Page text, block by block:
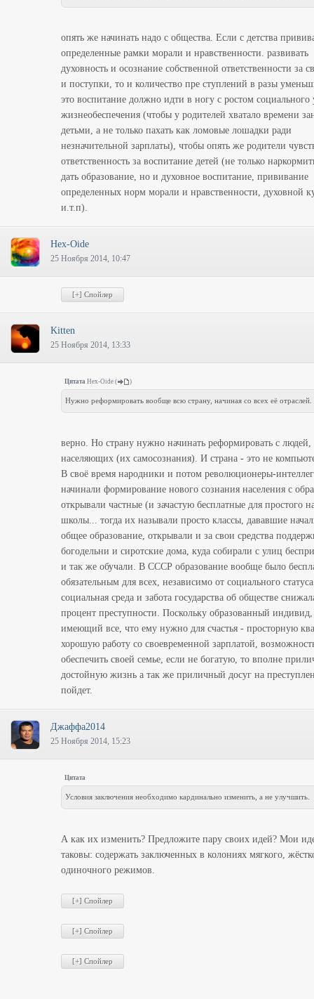
опять же начинать надо с общества. Если с детства
определенные рамки морали и нравственности. развивать
духовность и осознание собственной ответственности за
и поступки, то и количество пре ступлений в разы
это воспитание должно идти в ногу с ростом социального
жизнеобеспечения (чтобы у родителей хватало времени
детьми, а не только пахать как ломовые лошадки ради
незначительной зарплаты), чтобы опять же родители
ответственность за воспитание детей (не только
дать образование, но и духовное воспитание, прививание
определенных норм морали и нравственности, духовной
и.т.п).
Hex-Oide
25 Ноября 2014, 10:47
Kitten
25 Ноября 2014, 13:33
Цитата Hex-Oide ( )
Нужно реформировать вообще всю страну, начиная со всех её отраслей.
верно. Но страну нужно начинать реформировать с людей,
населяющих (их самосознания). И страна - это не
В своё время народники и потом революционеры-
начинали формирование нового сознания населения с
открывали частные (и зачастую бесплатные для простого
школы... тогда их называли просто классы, дававшие
общее образование, открывали и за свои средства
богодельни и сиротские дома, куда собирали с улиц
и так же обучали. В СССР образование вообще было
обязательным для всех, независимо от социального
социальная среда и забота государства об обществе
процент преступности. Поскольку образованный индивид,
имеющий все, что ему нужно для счастья - просторную
хорошую работу со своевременной зарплатой,
обеспечить своей семье, если не богатую, то вполне
достойную жизнь а так же приличный досуг на
пойдет.
Джаффа2014
25 Ноября 2014, 15:23
Цитата
Условия заключения необходимо кардинально изменить, а не улучшить.
А как их изменить? Предложите пару своих идей? Мои
таковы: содержать заключенных в колониях мягкого,
одиночного режимов.